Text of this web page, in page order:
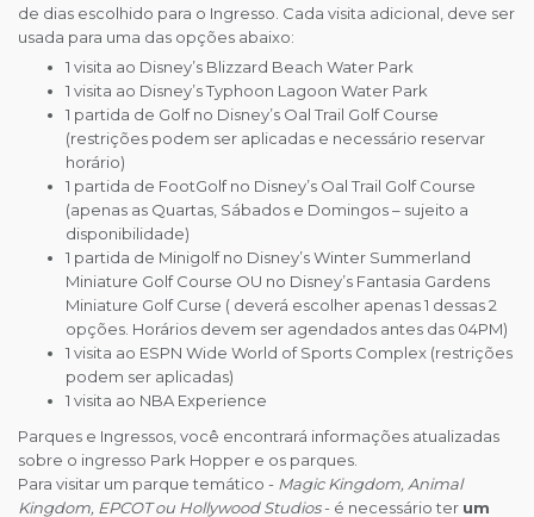
de dias escolhido para o Ingresso. Cada visita adicional, deve ser
usada para uma das opções abaixo:
1 visita ao Disney’s Blizzard Beach Water Park
1 visita ao Disney’s Typhoon Lagoon Water Park
1 partida de Golf no Disney’s Oal Trail Golf Course
(restrições podem ser aplicadas e necessário reservar
horário)
1 partida de FootGolf no Disney’s Oal Trail Golf Course
(apenas as Quartas, Sábados e Domingos – sujeito a
disponibilidade)
1 partida de Minigolf no Disney’s Winter Summerland
Miniature Golf Course OU no Disney’s Fantasia Gardens
Miniature Golf Curse ( deverá escolher apenas 1 dessas 2
opções. Horários devem ser agendados antes das 04PM)
1 visita ao ESPN Wide World of Sports Complex (restrições
podem ser aplicadas)
1 visita ao NBA Experience
Parques e Ingressos, você encontrará informações atualizadas
sobre o ingresso Park Hopper e os parques.
Para visitar um parque temático - Magic Kingdom, Animal
Kingdom, EPCOT ou Hollywood Studios- é necessário ter um